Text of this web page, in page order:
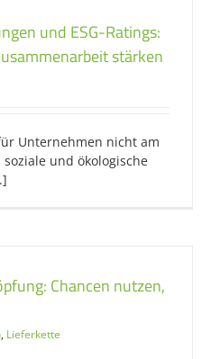
und ESG-Ratings:
stärken
Unternehmen nicht am
und ökologische
Chancen nutzen,
, Lieferkette